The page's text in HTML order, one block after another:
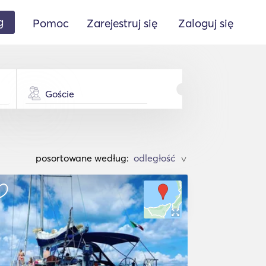
Pomoc Zarejestruj się Zaloguj się
Goście
posortowane według: >